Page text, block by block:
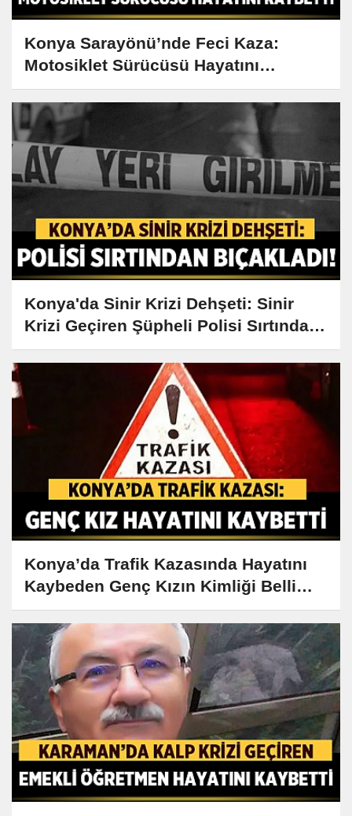
Konya Sarayönü’nde Feci Kaza:
Motosiklet Sürücüsü Hayatını
Kaybetti
Konya'da Sinir Krizi Dehşeti: Sinir
Krizi Geçiren Şüpheli Polisi Sırtından
Bıçakladı!
Konya’da Trafik Kazasında Hayatını
Kaybeden Genç Kızın Kimliği Belli
Oldu